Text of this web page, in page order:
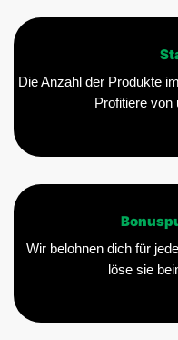
Die Anzahl der Produkte
Profitiere von
Wir belohnen dich für
löse sie